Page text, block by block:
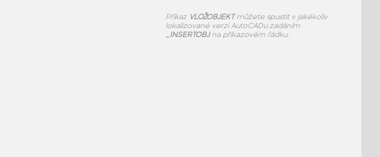
Příkaz VLOŽOBJEKTmůžete spustit v jakékoliv
lokalizované verzi AutoCADu zadáním
_INSERTOBJna příkazovém řádku.